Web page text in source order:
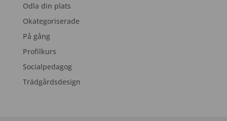
Odla din plats
Okategoriserade
På gång
Profilkurs
Socialpedagog
Trädgårdsdesign